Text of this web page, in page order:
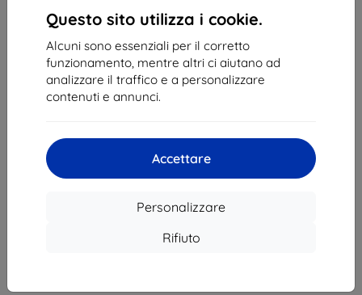
Questo sito utilizza i cookie.
Alcuni sono essenziali per il corretto
funzionamento, mentre altri ci aiutano ad
analizzare il traffico e a personalizzare
contenuti e annunci.
Accettare
Personalizzare
Rifiuto
Contatto
info@top4mobile.eu
Scrivici
8:00 – 16:00
Sabato e domenica: